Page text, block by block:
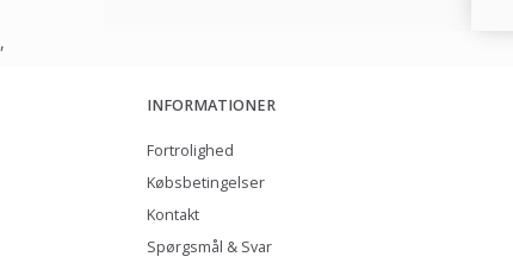
,
INFORMATIONER
Fortrolighed
Købsbetingelser
Kontakt
Spørgsmål & Svar